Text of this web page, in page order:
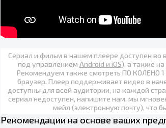
Сериал и фильм в нашем плеере доступен во
под управлением Android и iOS), а также
Рекомендуем также смотреть ПО КОЛЕНО 1
браузер. Плеер поддерживает видео в
доступны для всей аудитории, на каждой
сериал недоступен, напишите нам, мы
мейл (электронную почту), что
Рекомендации на основе ваших